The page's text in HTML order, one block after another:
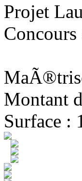
Projet
Montant
Surface :